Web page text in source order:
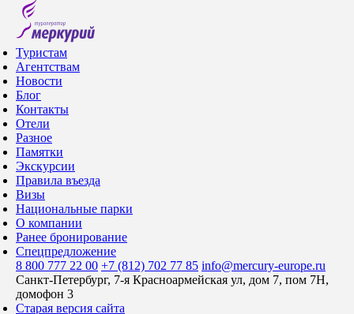
Туристам
Агентствам
Новости
Блог
Контакты
Отели
Разное
Памятки
Экскурсии
Правила въезда
Визы
Национальные парки
О компании
Ранее бронирование
Спецпредложение
8 800 777 22 00 +7 (812) 702 77 85 info@mercury-europe.ru
Санкт-Петербург, 7-я Красноармейская ул, дом 7, пом 7Н,
домофон 3
Старая версия сайта